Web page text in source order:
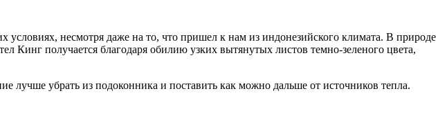
несмотря даже на то, что пришел к нам из индонезийского климата. В природе
получается благодаря обилию узких вытянутых листов темно-зеленого цвета,
лучше убрать из подоконника и поставить как можно дальше от источников тепла.